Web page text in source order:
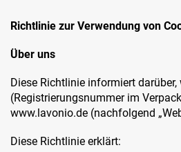
Richtlinie zur Verwendung von
Über uns
Diese Richtlinie informiert
(Registrierungsnummer im
www.lavonio.de (nachfolgend
Diese Richtlinie erklärt: